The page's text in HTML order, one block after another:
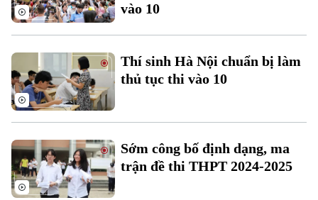
Theo dõi Hà Nội On
vào 10
Thí sinh Hà Nội chuẩn bị làm
thủ tục thi vào 10
Sớm công bố định dạng, ma
trận đề thi THPT 2024-2025